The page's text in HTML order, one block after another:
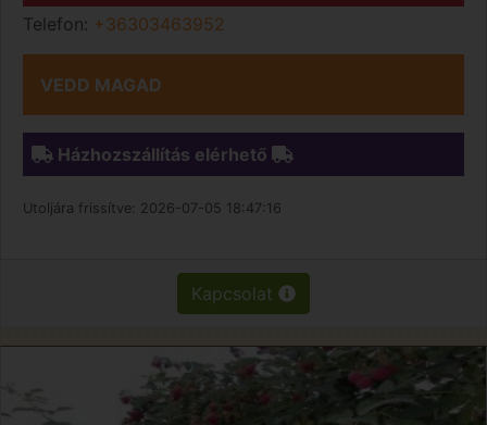
Telefon: +36303463952
VEDD MAGAD
Házhozszállítás elérhető
Utoljára frissítve: 2026-07-05 18:47:16
Kapcsolat